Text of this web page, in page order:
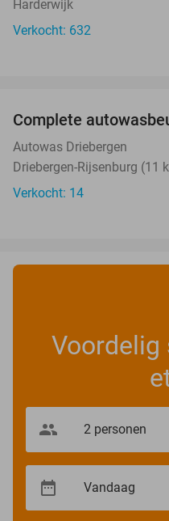
Harderwijk
Verkocht: 632
NEW
TODAY
Complete
Autowas Driebergen
Driebergen-Rijsenburg (11
Verkocht: 14
Voordelig